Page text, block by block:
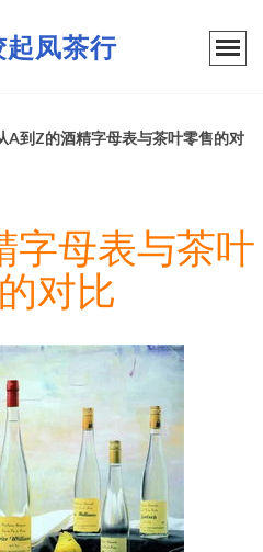
凤茶行
A到Z的酒精字母表与茶叶零售的对
字母表与茶叶
对比